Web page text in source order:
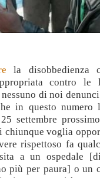
la disobbedienza
contro le
di noi
in questo numero
settembre
chiunque voglia
rispettoso fa
a un ospedale
più per paura] o un